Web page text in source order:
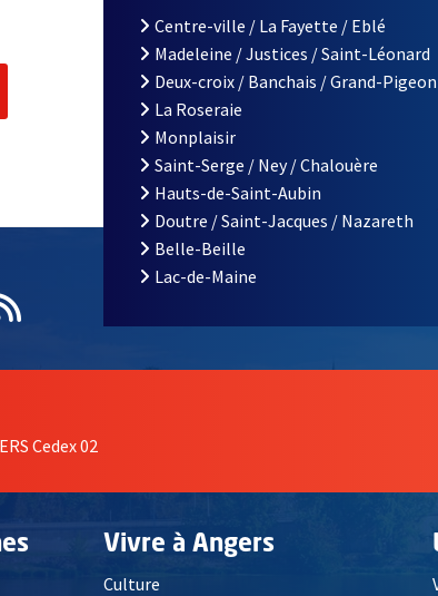
indiquez votre email (champ obligatoire)
MA DEMANDE D'INSCRIPTION À LA LETTRE
fenêtre
nouvelle fenêtre
une nouvelle fenêtre
Flux RSS
Centre-ville / La Fayette / Eblé
Madeleine / Justices / Saint-Léonard
Deux-croix / Banchais / Grand-Pigeon
La Roseraie
Monplaisir
Saint-Serge / Ney / Chalouère
Hauts-de-Saint-Aubin
Doutre / Saint-Jacques / Nazareth
Belle-Beille
Lac-de-Maine
Cedex 02
Vivre à Angers
Culture